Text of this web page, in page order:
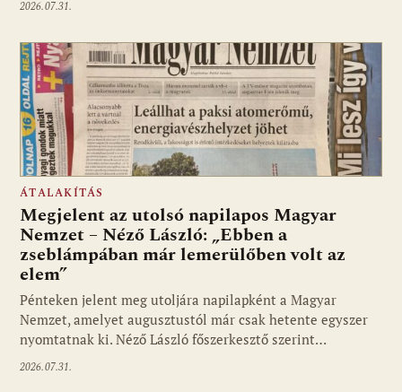
2026.07.31.
ÁTALAKÍTÁS
Megjelent az utolsó napilapos Magyar
Nemzet – Néző László: „Ebben a
zseblámpában már lemerülőben volt az
elem”
Pénteken jelent meg utoljára napilapként a Magyar
Nemzet, amelyet augusztustól már csak hetente egyszer
nyomtatnak ki. Néző László főszerkesztő szerint…
2026.07.31.